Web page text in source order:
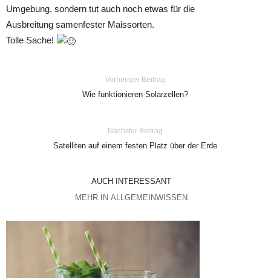
Umgebung, sondern tut auch noch etwas für die
Ausbreitung samenfester Maissorten.
Tolle Sache!
Vorheriger Beitrag
Wie funktionieren Solarzellen?
Nächster Beitrag
Satelliten auf einem festen Platz über der Erde
AUCH INTERESSANT
MEHR IN ALLGEMEINWISSEN